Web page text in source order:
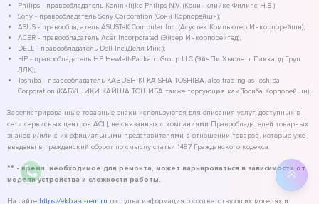
Philips - правообладатель Koninklijke Philips N.V. (Конинклийке Филипс Н.В.);
Sony - правообладатель Sony Corporation (Сони Корпорейшн);
ASUS - правообладатель ASUSTeK Computer Inc. (Асустек Компьютер Инкорпорейшн);
ACER - правообладатель Acer Incorporated (Эйсер Инкорпорейтед);
DELL - правообладатель Dell Inc.(Делл Инк.);
HP - правообладатель HP Hewlett-Packard Group LLC (ЭйчПи Хьюлетт Паккард Груп
ЛЛК);
Toshiba - правообладатель KABUSHIKI KAISHA TOSHIBA, also trading as Toshiba
Corporation (КАБУШИКИ КАЙША ТОШИБА также торгующая как Тосиба Корпорейшн).
Зарегистрированные товарные знаки используются для описания услуг, доступных в
сети сервисных центров АСЦ, не связанных с компаниями Правообладателей товарных
знаков и/или с их официальными представителями в отношении товаров, которые уже
введены в гражданский оборот по смыслу статьи 1487 Гражданского кодекса.
** - время, необходимое для ремонта, может варьироваться в зависимости от
модели устройства и сложности работы.
На сайте https://ekb.asc-rem.ru доступна информация о соответствующих моделях и